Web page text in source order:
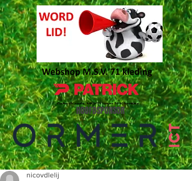
HOOFDSPONSOR
nicovdlelij